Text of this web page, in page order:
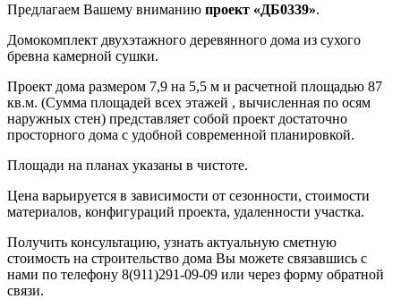
Предлагаем Вашему вниманию проект «ДБ0339».
Домокомплект двухэтажного деревянного дома из сухого
бревна камерной сушки.
Проект дома размером 7,9 на 5,5 м и расчетной площадью 87
кв.м. (Сумма площадей всех этажей , вычисленная по осям
наружных стен) представляет собой проект достаточно
просторного дома с удобной современной планировкой.
Площади на планах указаны в чистоте.
Цена варьируется в зависимости от сезонности, стоимости
материалов, конфигураций проекта, удаленности участка.
Получить консультацию, узнать актуальную сметную
стоимость на строительство дома Вы можете связавшись с
нами по телефону 8(911)291-09-09 или через форму обратной
связи.